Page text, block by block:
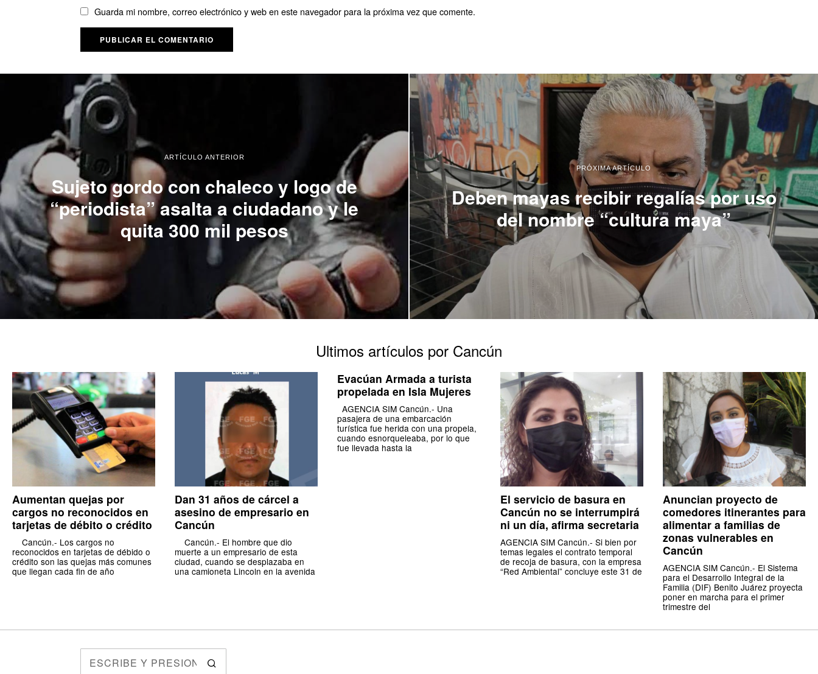
Guarda mi nombre, correo electrónico y web en este navegador para la próxima vez que comente.
ARTÍCULO ANTERIOR
Sujeto gordo con chaleco y logo de
“periodista” asalta a ciudadano y le
quita 300 mil pesos
PRÓXIMA ARTÍCULO
Deben mayas recibir regalías por uso
del nombre “cultura maya”
Ultimos artículos por Cancún
Aumentan quejas por
cargos no reconocidos en
tarjetas de débito o crédito
Cancún.- Los cargos no
reconocidos en tarjetas de débido o
crédito son las quejas más comunes
que llegan cada fin de año
Dan 31 años de cárcel a
asesino de empresario en
Cancún
Cancún.- El hombre que dio
muerte a un empresario de esta
ciudad, cuando se desplazaba en
una camioneta Lincoln en la avenida
Evacúan Armada a turista
propelada en Isla Mujeres
AGENCIA SIM Cancún.- Una
pasajera de una embarcación
turística fue herida con una propela,
cuando esnorqueleaba, por lo que
fue llevada hasta la
El servicio de basura en
Cancún no se interrumpirá
ni un día, afirma secretaria
AGENCIA SIM Cancún.- Si bien por
temas legales el contrato temporal
de recoja de basura, con la empresa
“Red Ambiental” concluye este 31 de
Anuncian proyecto de
comedores itinerantes para
alimentar a familias de
zonas vulnerables en
Cancún
AGENCIA SIM Cancún.- El Sistema
para el Desarrollo Integral de la
Familia (DIF) Benito Juárez proyecta
poner en marcha para el primer
trimestre del